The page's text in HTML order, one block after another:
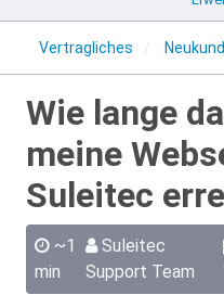
Vertragliches
Wie lange
meine
Suleitec
~1
min
Suleitec
Support Team